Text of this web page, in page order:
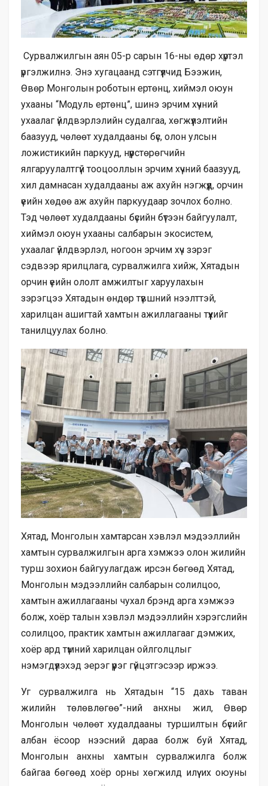
Сурвалжилгын аян 05-р сарын 16-ны өдөр хүртэл
үргэлжилнэ. Энэ хугацаанд сэтгүүлчид Бээжин,
Өвөр Монголын роботын ертөнц, хиймэл оюун
ухааны “Модуль ертөнц”, шинэ эрчим хүчний
ухаалаг үйлдвэрлэлийн судалгаа, хөгжүүлэлтийн
баазууд, чөлөөт худалдааны бүс, олон улсын
ложистикийн паркууд, нүүрстөрөгчийн
ялгаруулалтгүй тооцооллын эрчим хүчний баазууд,
хил дамнасан худалдааны аж ахуйн нэгжүүд, орчин
үеийн хөдөө аж ахуйн паркуудаар зочлох болно.
Тэд чөлөөт худалдааны бүсийн бүтээн байгуулалт,
хиймэл оюун ухааны салбарын экосистем,
ухаалаг үйлдвэрлэл, ногоон эрчим хүч зэрэг
сэдвээр ярилцлага, сурвалжилга хийж, Хятадын
орчин үеийн ололт амжилтыг харуулахын
зэрэгцээ Хятадын өндөр түвшний нээлттэй,
харилцан ашигтай хамтын ажиллагааны түүхийг
танилцуулах болно.
Хятад, Монголын хамтарсан хэвлэл мэдээллийн
хамтын сурвалжилгын арга хэмжээ олон жилийн
турш зохион байгуулагдаж ирсэн бөгөөд Хятад,
Монголын мэдээллийн салбарын солилцоо,
хамтын ажиллагааны чухал брэнд арга хэмжээ
болж, хоёр талын хэвлэл мэдээллийн хэрэгслийн
солилцоо, практик хамтын ажиллагааг дэмжих,
хоёр ард түмний харилцан ойлголцлыг
нэмэгдүүлэхэд эерэг үүрэг гүйцэтгэсээр иржээ.
Уг сурвалжилга нь Хятадын “15 дахь таван
жилийн төлөвлөгөө”-ний анхны жил, Өвөр
Монголын чөлөөт худалдааны туршилтын бүсийг
албан ёсоор нээсний дараа болж буй Хятад,
Монголын анхны хамтын сурвалжилга болж
байгаа бөгөөд хоёр орны хөгжилд илүү их оюуны